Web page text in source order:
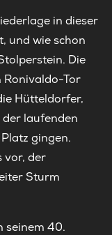
in dieser
und wie schon
Die
Tor
Hütteldorfer,
laufenden
gingen.
vor, der
Sturm
seinem 40.